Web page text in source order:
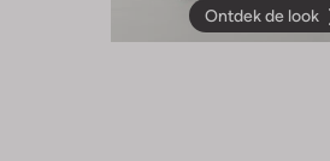
Ontdek de look